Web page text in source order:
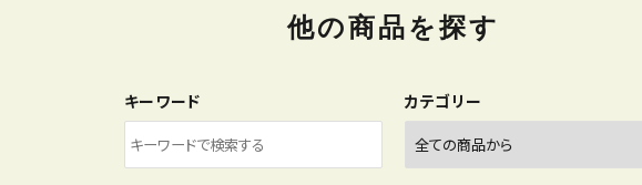
他の商品を探す
キーワード カテゴリー